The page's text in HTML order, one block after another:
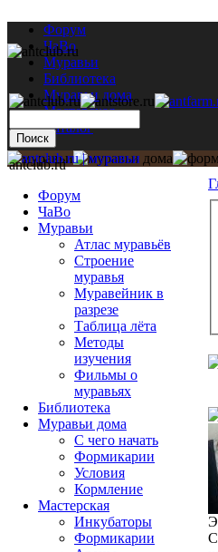
Форум
ЧаВо
Муравьи
Библиотека
Муравьи дома
Мастерская
Каталог
antclub.ru
Форум
ЧаВо
Муравьи
Атлас муравьёв
Строение
муравья
Муравейник в
разрезе
Таблица лёта
Методы
изучения
Фильмы о
муравьях
Библиотека
Муравьи дома
С чего начать
Формикарии
Условия
Кормление
Мастерская
Инкубаторы
Формикарии